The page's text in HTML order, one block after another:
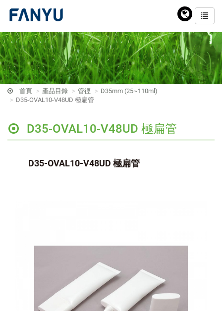
首頁 產品目錄 管徑
D35mm (25~110ml)
D35-OVAL10-V48UD 極扁管
D35-OVAL10-V48UD 極扁管
D35-OVAL10-V48UD 極扁管